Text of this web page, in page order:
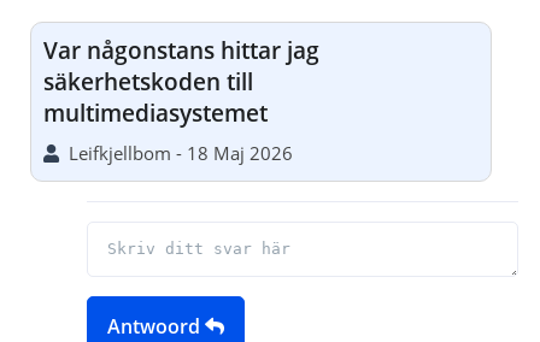
Var någonstans hittar jag
säkerhetskoden till
multimediasystemet
Leifkjellbom - 18 Maj 2026
Antwoord